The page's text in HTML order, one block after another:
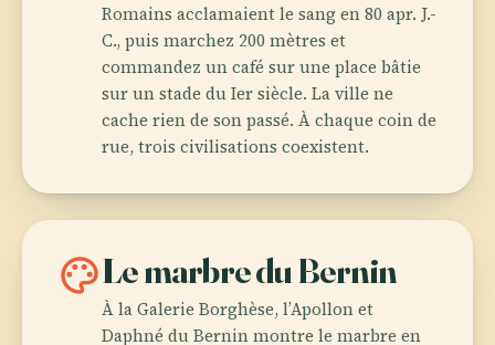
Romains acclamaient le sang en 80 apr. J.-
C., puis marchez 200 mètres et
commandez un café sur une place bâtie
sur un stade du Ier siècle. La ville ne
cache rien de son passé. À chaque coin de
rue, trois civilisations coexistent.
paletteLe marbre du Bernin
À la Galerie Borghèse, l’Apollon et
Daphné du Bernin montre le marbre en